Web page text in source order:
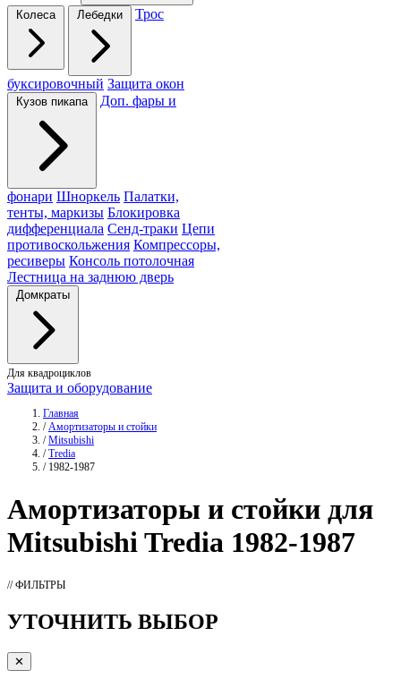
Колеса Лебедки Трос
буксировочный Защита окон
Кузов пикапа Доп. фары и
фонари Шноркель Палатки,
тенты, маркизы Блокировка
дифференциала Сенд-траки Цепи
противоскольжения Компрессоры,
ресиверы Консоль потолочная
Лестница на заднюю дверь
Домкраты
Для квадроциклов
Защита и оборудование
Главная
/ Амортизаторы и стойки
/ Mitsubishi
/ Tredia
/ 1982-1987
Амортизаторы и стойки для
Mitsubishi Tredia 1982-1987
// ФИЛЬТРЫ
УТОЧНИТЬ ВЫБОР
✕